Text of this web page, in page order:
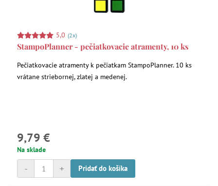
5,0 (2x)
StampoPlanner - pečiatkovacie atramenty, 10 ks
Pečiatkovacie atramenty k pečiatkam StampoPlanner. 10 ks
vrátane striebornej, zlatej a medenej.
9,79 €
Na sklade
+
- Pridať do košíka